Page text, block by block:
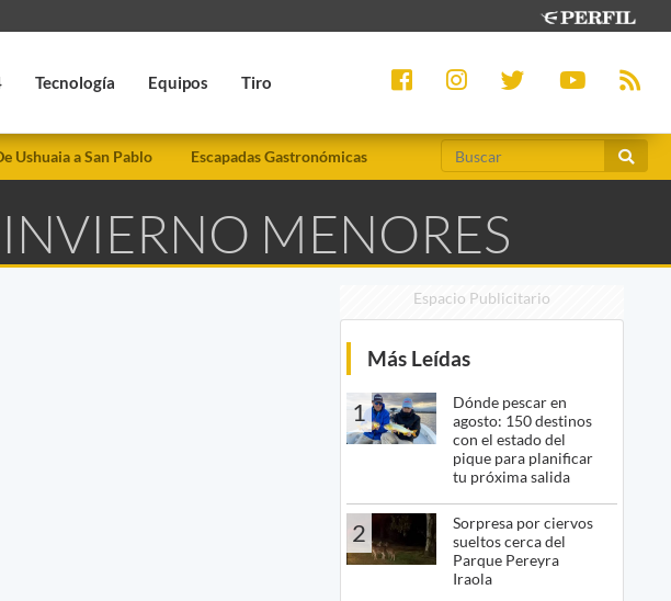
Tecnología Equipos Tiro
Ushuaia a San Pablo Escapadas Gastronómicas
MENORES
Espacio Publicitario
Más Leídas
1
Dónde pescar en
agosto: 150 destinos
con el estado del
pique para planificar
tu próxima salida
2
Sorpresa por ciervos
sueltos cerca del
Parque Pereyra
Iraola